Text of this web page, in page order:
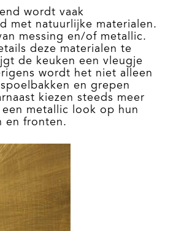
wordt vaak
met natuurlijke materialen.
messing en/of metallic.
deze materialen te
de keuken een vleugje
wordt het niet alleen
en grepen
kiezen steeds meer
metallic look op hun
en fronten.